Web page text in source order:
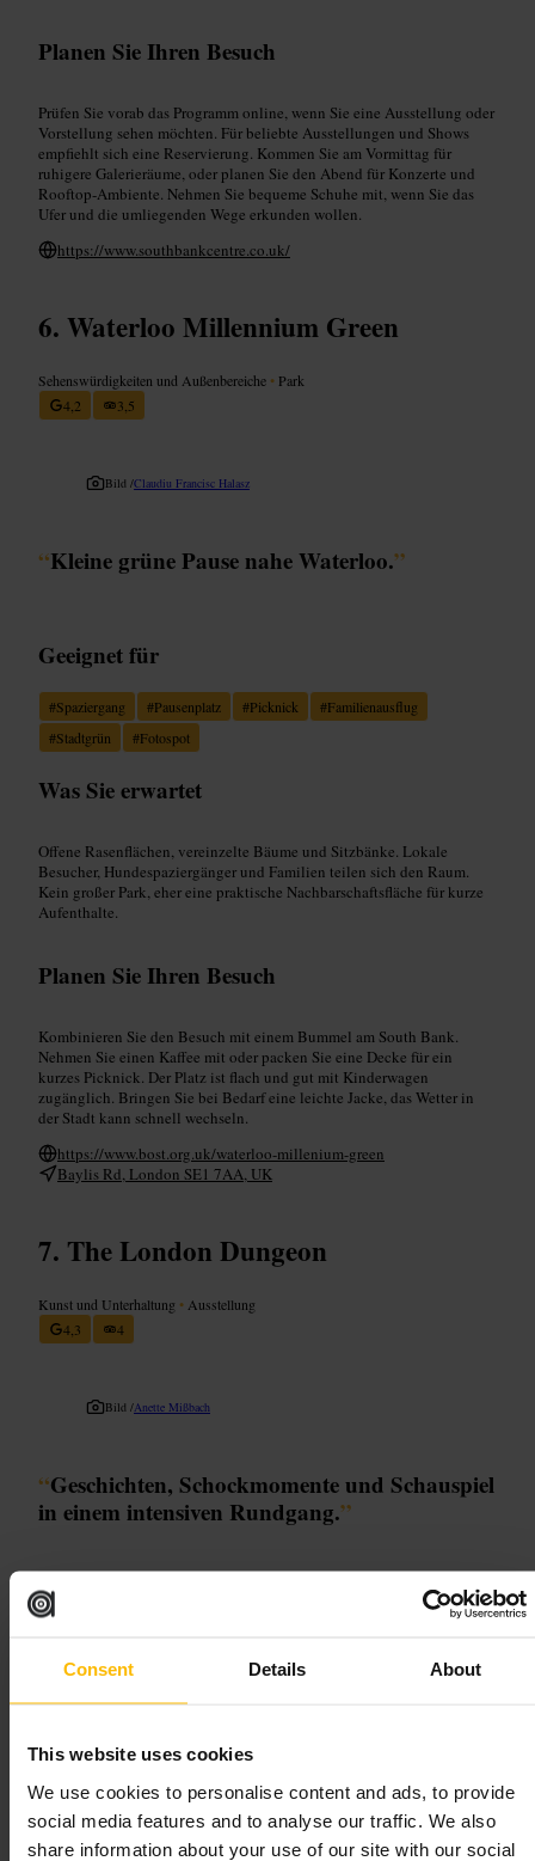
Consent Details About
This website uses cookies
We use cookies to personalise content and ads, to provide
social media features and to analyse our traffic. We also
share information about your use of our site with our social
Planen Sie Ihren Besuch
Prüfen Sie vorab das Programm online, wenn Sie eine Ausstellung oder
Vorstellung sehen möchten. Für beliebte Ausstellungen und Shows
empfiehlt sich eine Reservierung. Kommen Sie am Vormittag für
ruhigere Galerieräume, oder planen Sie den Abend für Konzerte und
Rooftop‑Ambiente. Nehmen Sie bequeme Schuhe mit, wenn Sie das
Ufer und die umliegenden Wege erkunden wollen.
https://www.southbankcentre.co.uk/
Waterloo Millennium Green
Sehenswürdigkeiten und Außenbereiche • Park
4,2
3,5
Bild /Claudiu Francisc Halasz
“Kleine grüne Pause nahe Waterloo.”
Geeignet für
#Spaziergang #Pausenplatz #Picknick #Familienausflug
#Stadtgrün #Fotospot
Was Sie erwartet
Offene Rasenflächen, vereinzelte Bäume und Sitzbänke. Lokale
Besucher, Hundespaziergänger und Familien teilen sich den Raum.
Kein großer Park, eher eine praktische Nachbarschaftsfläche für kurze
Aufenthalte.
Planen Sie Ihren Besuch
Kombinieren Sie den Besuch mit einem Bummel am South Bank.
Nehmen Sie einen Kaffee mit oder packen Sie eine Decke für ein
kurzes Picknick. Der Platz ist flach und gut mit Kinderwagen
zugänglich. Bringen Sie bei Bedarf eine leichte Jacke, das Wetter in
der Stadt kann schnell wechseln.
https://www.bost.org.uk/waterloo-millenium-green
Baylis Rd, London SE1 7AA, UK
The London Dungeon
Kunst und Unterhaltung • Ausstellung
4,3
4
Bild /Anette Mißbach
“Geschichten, Schockmomente und Schauspiel
in einem intensiven Rundgang.”
Geeignet für
Was Sie erwartet
Ein begehbarer Rundgang mit mehreren thematischen Räumen über
Pest, Verschwörungen und Gerichtsprozesse. Schauspieler treten in
vollem Einsatz auf, es gibt Sound‑ und Lichteffekte sowie